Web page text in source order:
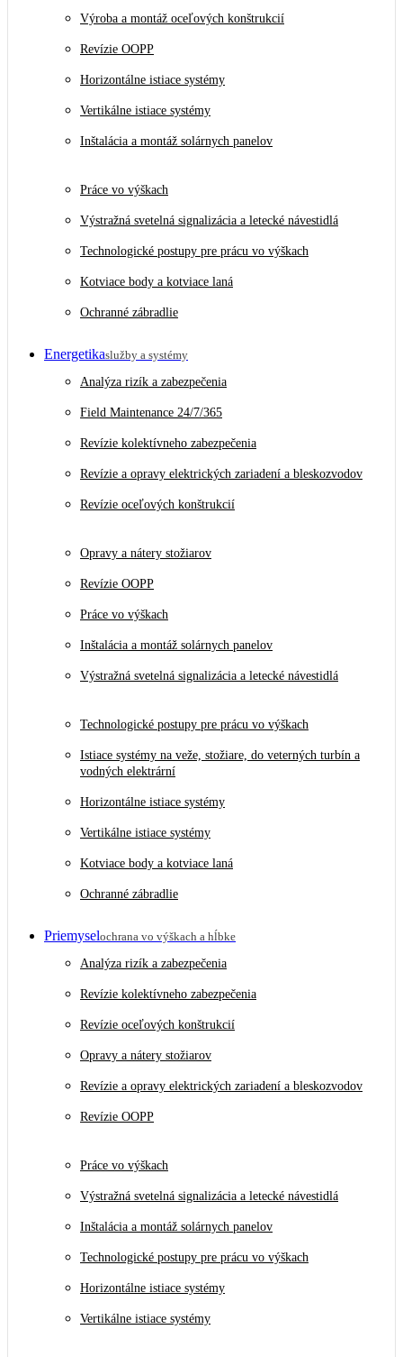
Výroba a montáž oceľových konštrukcií
Revízie OOPP
Horizontálne istiace systémy
Vertikálne istiace systémy
Inštalácia a montáž solárnych panelov
Práce vo výškach
Výstražná svetelná signalizácia a letecké návestidlá
Technologické postupy pre prácu vo výškach
Kotviace body a kotviace laná
Ochranné zábradlie
Energetikaslužby a systémy
Analýza rizík a zabezpečenia
Field Maintenance 24/7/365
Revízie kolektívneho zabezpečenia
Revízie a opravy elektrických zariadení a bleskozvodov
Revízie oceľových konštrukcií
Opravy a nátery stožiarov
Revízie OOPP
Práce vo výškach
Inštalácia a montáž solárnych panelov
Výstražná svetelná signalizácia a letecké návestidlá
Technologické postupy pre prácu vo výškach
Istiace systémy na veže, stožiare, do veterných turbín a
vodných elektrární
Horizontálne istiace systémy
Vertikálne istiace systémy
Kotviace body a kotviace laná
Ochranné zábradlie
Priemyselochrana vo výškach a hĺbke
Analýza rizík a zabezpečenia
Revízie kolektívneho zabezpečenia
Revízie oceľových konštrukcií
Opravy a nátery stožiarov
Revízie a opravy elektrických zariadení a bleskozvodov
Revízie OOPP
Práce vo výškach
Výstražná svetelná signalizácia a letecké návestidlá
Inštalácia a montáž solárnych panelov
Technologické postupy pre prácu vo výškach
Horizontálne istiace systémy
Vertikálne istiace systémy